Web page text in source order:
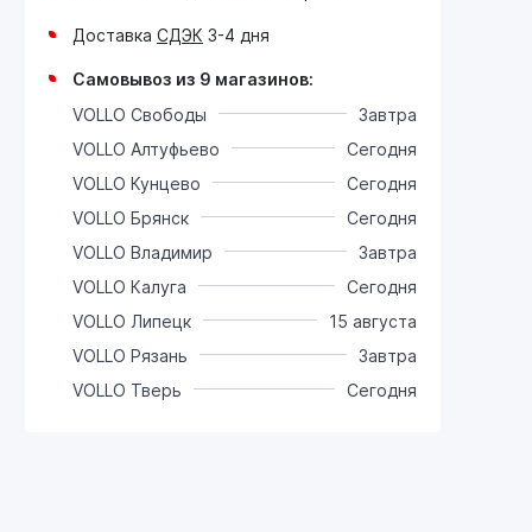
Доставка СДЭК 3-4 дня
Самовывоз из 9 магазинов:
VOLLO Свободы
Завтра
VOLLO Алтуфьево
Сегодня
VOLLO Кунцево
Сегодня
VOLLO Брянск
Сегодня
VOLLO Владимир
Завтра
VOLLO Калуга
Сегодня
VOLLO Липецк
15 августа
VOLLO Рязань
Завтра
VOLLO Тверь
Сегодня